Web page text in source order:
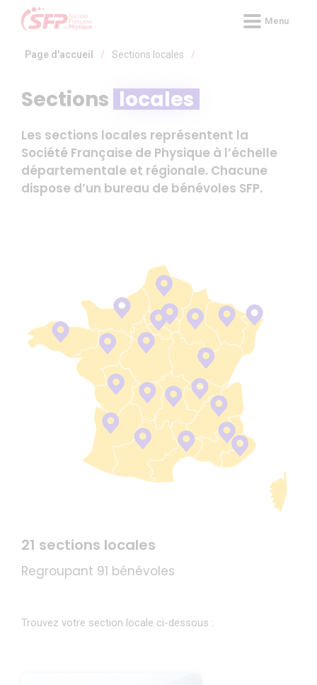
Panneau de gestion des cookies
Menu
Page d'accueil / Sections locales /
Sections locales
Les sections locales représentent la
Société Française de Physique à l’échelle
départementale et régionale. Chacune
dispose d’un bureau de bénévoles SFP.
21 sections locales
Regroupant 91 bénévoles
Trouvez votre section locale ci-dessous :